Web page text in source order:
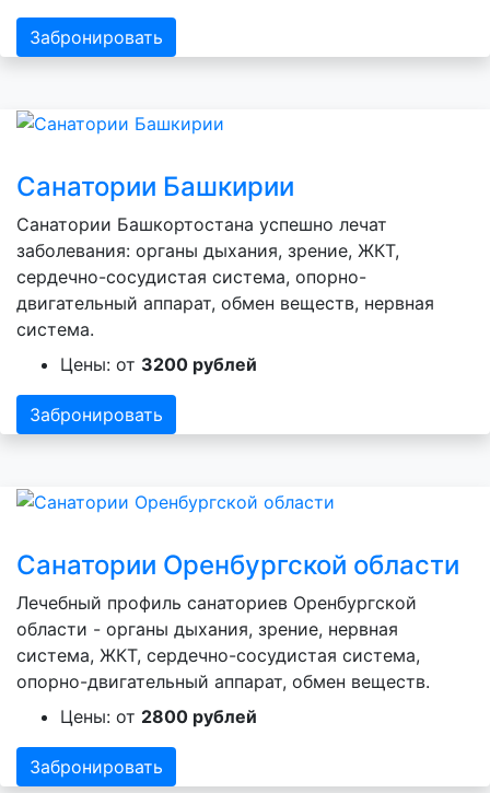
Забронировать
Санатории Башкирии
Санатории Башкортостана успешно лечат
заболевания: органы дыхания, зрение, ЖКТ,
сердечно-сосудистая система, опорно-
двигательный аппарат, обмен веществ, нервная
система.
Цены: от 3200 рублей
Забронировать
Санатории Оренбургской области
Лечебный профиль санаториев Оренбургской
области - органы дыхания, зрение, нервная
система, ЖКТ, сердечно-сосудистая система,
опорно-двигательный аппарат, обмен веществ.
Цены: от 2800 рублей
Забронировать